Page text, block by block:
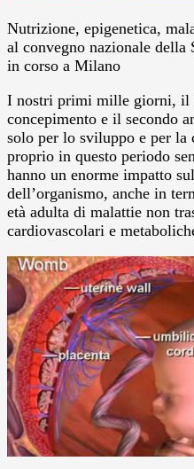
Nutrizione, epigenetica,
al convegno nazionale
in corso a Milano
I nostri primi mille giorni, il
concepimento e il secondo
solo per lo sviluppo e per la
proprio in questo periodo
hanno un enorme impatto
dell’organismo, anche in
età adulta di malattie non
cardiovascolari e